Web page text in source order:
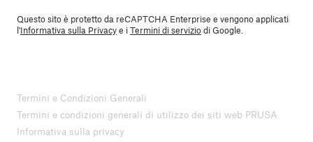
Questo sito è protetto da reCAPTCHA Enterprise e vengono applicati
l'Informativa sulla Privacye iTermini di serviziodi Google.
Termini e Condizioni Generali
Termini e condizioni generali di utilizzo dei siti web PRUSA
Informativa sulla privacy